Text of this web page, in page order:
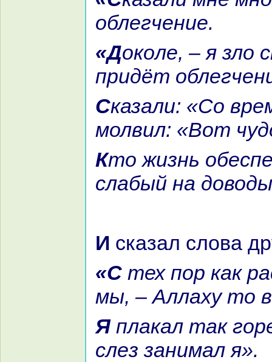
облегчение.
«Докoле, – я зло спросил, –
придёт
Сказали: «Со временем». Я
молвил: «Вот
Кто жизнь обеспечит мне, о
слабый нa
И сказал слова
«С тех пор как paсстались
мы, – Аллаху то
Я плакал так горестно, что
слез занимал я».